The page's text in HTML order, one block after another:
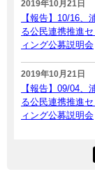
2019年10月21日
【報告】10/16
る公民連携推進
ィング公募説明会
2019年10月21日
【報告】09/04
る公民連携推進
ィング公募説明会